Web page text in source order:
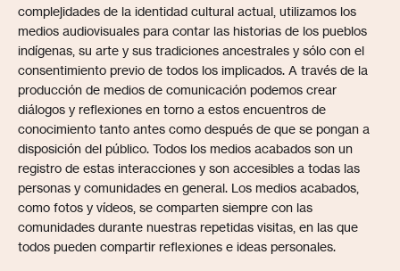
complejidades de la identidad cultural actual, utilizamos los
medios audiovisuales para contar las historias de los pueblos
indígenas, su arte y sus tradiciones ancestrales y sólo con el
consentimiento previo de todos los implicados. A través de la
producción de medios de comunicación podemos crear
diálogos y reflexiones en torno a estos encuentros de
conocimiento tanto antes como después de que se pongan a
disposición del público. Todos los medios acabados son un
registro de estas interacciones y son accesibles a todas las
personas y comunidades en general. Los medios acabados,
como fotos y vídeos, se comparten siempre con las
comunidades durante nuestras repetidas visitas, en las que
todos pueden compartir reflexiones e ideas personales.